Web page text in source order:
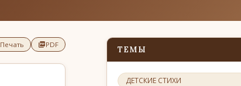
Печать PDF
ТЕМЫ
ДЕТСКИЕ СТИХИ